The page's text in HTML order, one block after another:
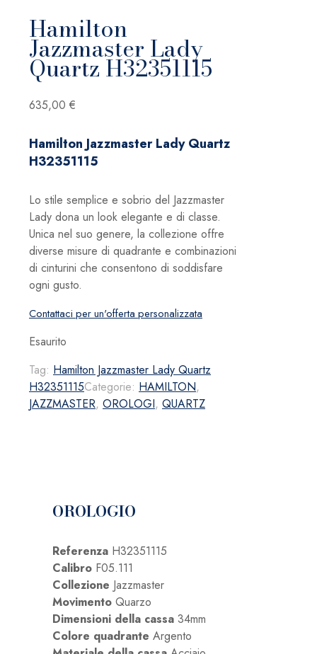
Hamilton
Jazzmaster Lady
Quartz H32351115
635,00 €
Hamilton Jazzmaster Lady Quartz
H32351115
Lo stile semplice e sobrio del Jazzmaster
Lady dona un look elegante e di classe.
Unica nel suo genere, la collezione offre
diverse misure di quadrante e combinazioni
di cinturini che consentono di soddisfare
ogni gusto.
Contattaci per un'offerta personalizzata
Esaurito
Tag: Hamilton Jazzmaster Lady Quartz
H32351115Categorie: HAMILTON,
JAZZMASTER, OROLOGI, QUARTZ
OROLOGIO
Referenza H32351115
Calibro F05.111
Collezione Jazzmaster
Movimento Quarzo
Dimensioni della cassa 34mm
Colore quadrante Argento